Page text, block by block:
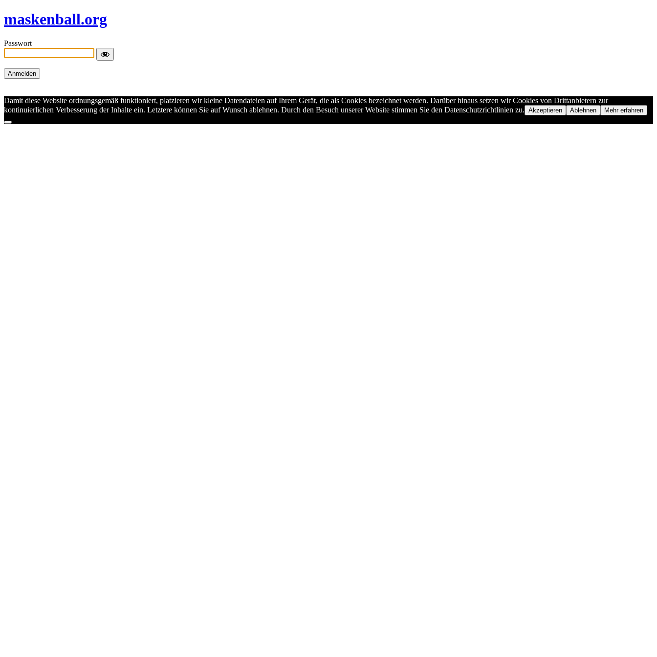
maskenball.org
Passwort
Damit diese Website ordnungsgemäß funktioniert, platzieren wir kleine Datendateien auf Ihrem Gerät, die als Cookies bezeichnet werden. Darüber hinaus setzen wir Cookies von Drittanbietern zur
kontinuierlichen Verbesserung der Inhalte ein. Letztere können Sie auf Wunsch ablehnen. Durch den Besuch unserer Website stimmen Sie den Datenschutzrichtlinien zu. Akzeptieren Ablehnen Mehr erfahren